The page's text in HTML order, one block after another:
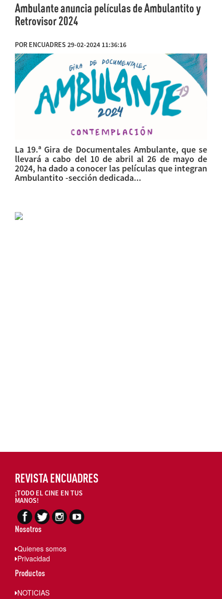
Ambulante anuncia películas de Ambulantito y
Retrovisor 2024
POR ENCUADRES 29-02-2024 11:36:16
La 19.ª Gira de Documentales Ambulante, que se
llevará a cabo del 10 de abril al 26 de mayo de
2024, ha dado a conocer las películas que integran
Ambulantito -sección dedicada...
REVISTA ENCUADRES
¡TODO EL CINE EN TUS
MANOS!
Nosotros
Quienes somos
Privacidad
Productos
NOTICIAS